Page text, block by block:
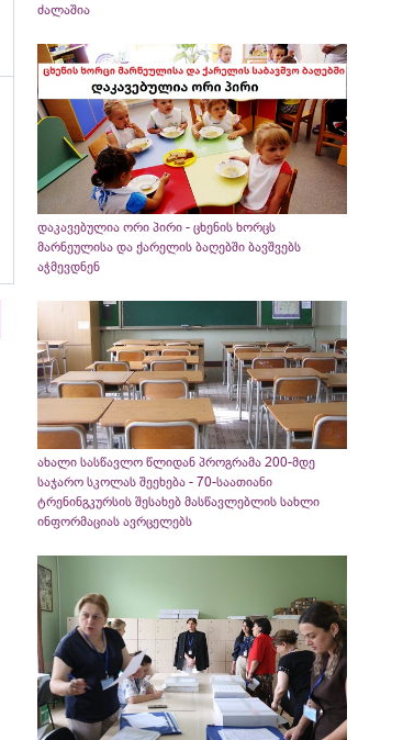
ძალაშია
დაკავებულია ორი პირი - ცხენის ხორცს
მარნეულისა და ქარელის ბაღებში ბავშვებს
აჭმევდნენ
ახალი სასწავლო წლიდან პროგრამა 200-მდე
საჯარო სკოლას შეეხება - 70-საათიანი
ტრენინგკურსის შესახებ მასწავლებლის სახლი
ინფორმაციას ავრცელებს